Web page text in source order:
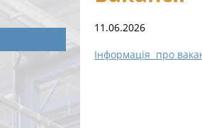
11.06.2026
Інформація про